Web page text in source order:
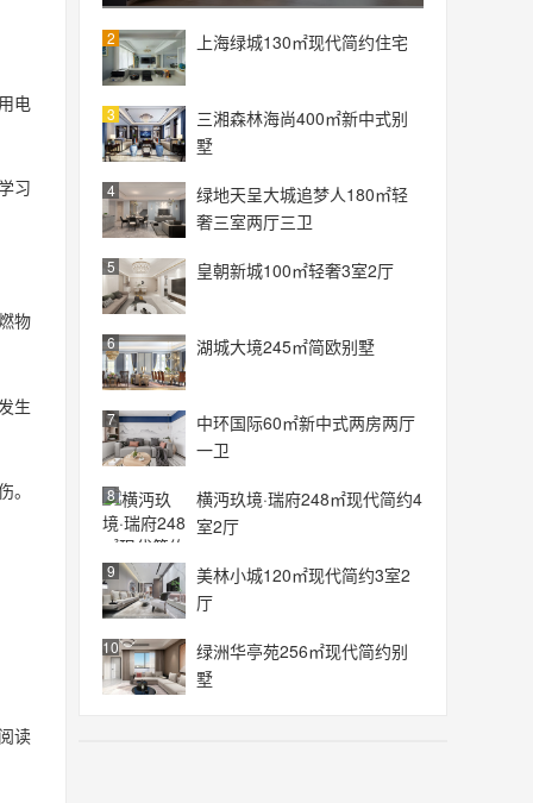
电
习
物
生
读
上海绿城130㎡现代简约住宅
2
三湘森林海尚400㎡新中式别
墅
3
绿地天呈大城追梦人180㎡轻
奢三室两厅三卫
4
皇朝新城100㎡轻奢3室2厅
5
湖城大境245㎡简欧别墅
6
中环国际60㎡新中式两房两厅
一卫
7
横沔玖境·瑞府248㎡现代简约4
室2厅
8
美林小城120㎡现代简约3室2
厅
9
绿洲华亭苑256㎡现代简约别
墅
10